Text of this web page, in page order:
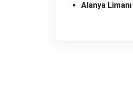
Alanya Limanı